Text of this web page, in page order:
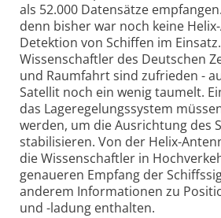
als 52.000 Datensätze
denn bisher war noch keine
Detektion von Schiffen im
Wissenschaftler des Deutschen
und Raumfahrt sind zufrieden -
Satellit noch ein wenig taumelt.
das Lageregelungssystem
werden, um die Ausrichtung des
stabilisieren. Von der Helix-
die Wissenschaftler in
genaueren Empfang der
anderem Informationen zu
und -ladung enthalten.